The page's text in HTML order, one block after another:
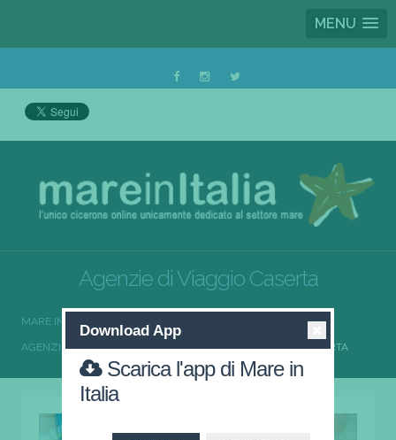
MENU
Agenzie di Viaggio Caserta
MARE IN ITALIA
AGENZIE DI VIAGGIO CAMPANIA AGENZIE DI VIAGGIO CASERTA
Download App
Scarica l'app di Mare in
Italia